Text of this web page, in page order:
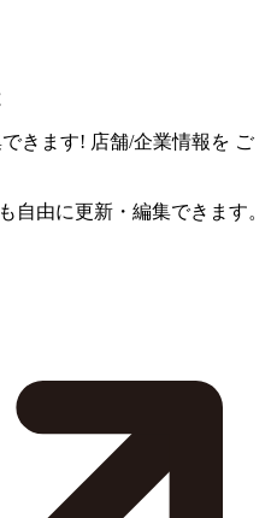
きます! 店舗/企業情報を ご
自由に更新・編集できます。